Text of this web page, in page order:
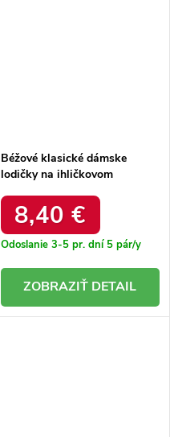
Béžové klasické dámske
lodičky na ihličkovom
BO-206 BEIGE
8,40 €
Odoslanie 3-5 pr. dní 5 pár/y
DETAIL